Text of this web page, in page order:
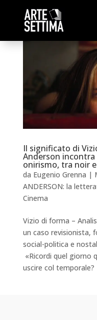
Il significato di
Anderson
onirismo, tra noir
da Eugenio Grenna |
ANDERSON: la
Cinema
Vizio di forma –
un caso revisionista,
social-politica e
«Ricordi quel giorno
uscire col